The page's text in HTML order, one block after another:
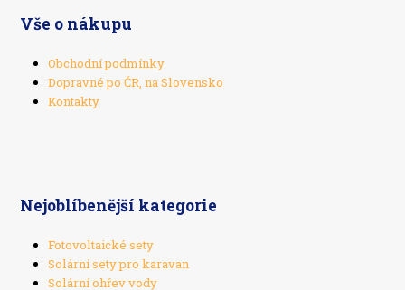
Vše o nákupu
Obchodní podmínky
Dopravné po ČR, na Slovensko
Kontakty
Nejoblíbenější kategorie
Fotovoltaické sety
Solární sety pro karavan
Solární ohřev vody